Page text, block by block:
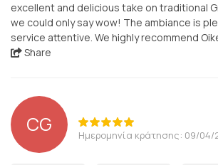
excellent and delicious take on traditional
we could only say wow! The ambiance is
service attentive. We highly recommend
Share
CG Ημερομηνία κράτησης: 09/04/